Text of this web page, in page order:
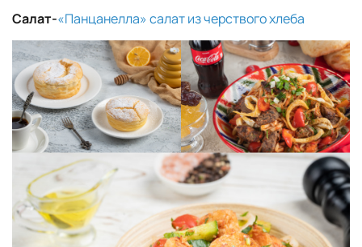
Салат-«Панцанелла» салат из черствого хлеба